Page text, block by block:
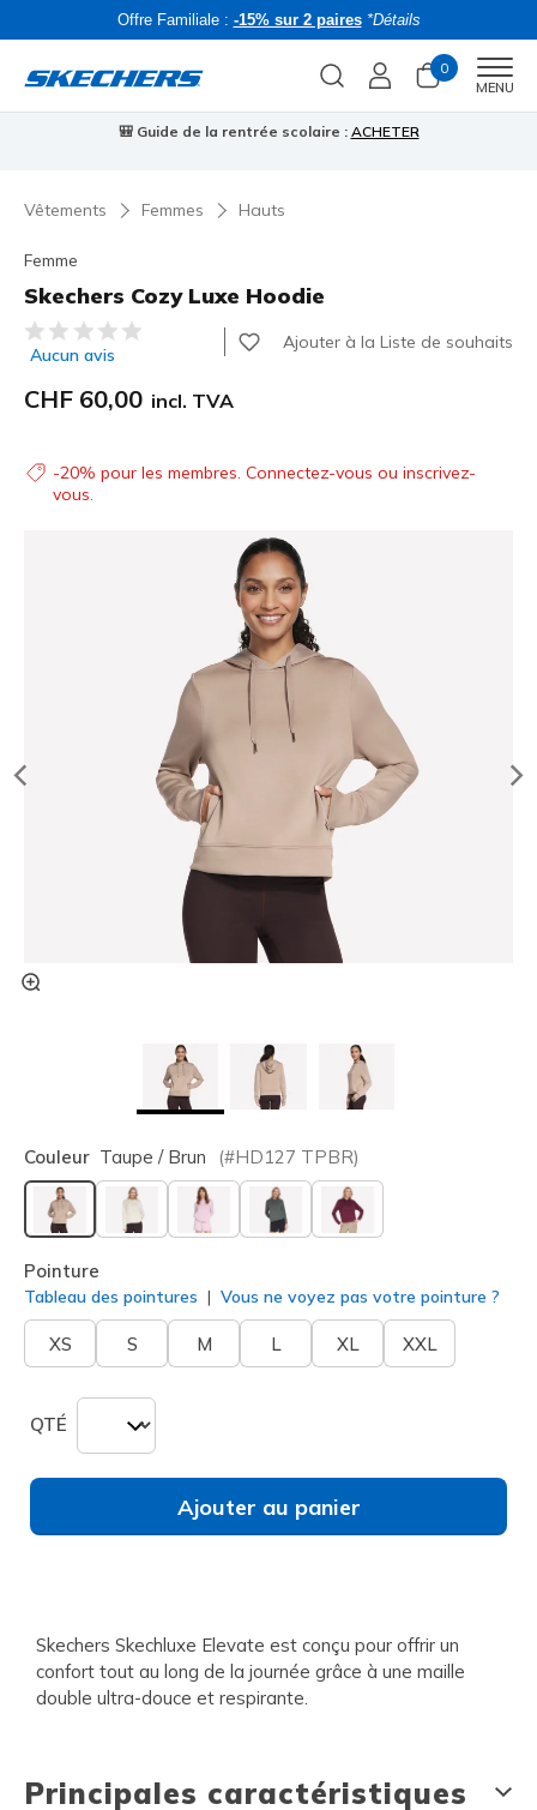
Offre Familiale : -15% sur 2 paires *Détails
0
MENU
🎒 Guide de la rentrée scolaire : ACHETER
Vêtements Femmes Hauts
Femme
Skechers Cozy Luxe Hoodie
Évaluation client 3.5 sur 5
Aucun avis
Ajouter à la Liste de souhaits
CHF 60,00 incl. TVA
-20% pour les membres. Connectez-vous ou inscrivez-
vous.
Couleur Taupe / Brun (#HD127 TPBR)
sélectionné
Pointure
Tableau des pointures Vous ne voyez pas votre pointure ?
XS S M L XL XXL
QTÉ
Ajouter au panier
Skechers Skechluxe Elevate est conçu pour offrir un
confort tout au long de la journée grâce à une maille
double ultra-douce et respirante.
Principales caractéristiques